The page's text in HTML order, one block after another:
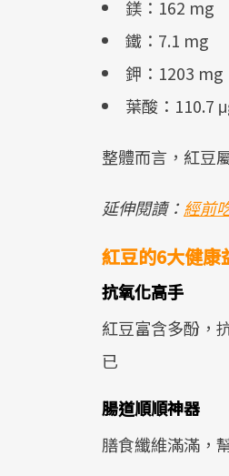
鎂：162 mg
鐵：7.1 mg
鉀：1203 mg
葉酸：110.7
整體而言，紅豆
延伸閱讀：經前
紅豆的6大健康
抗氧化高手
紅豆富含多酚，
已
腸道順順神器
膳食纖維滿滿，